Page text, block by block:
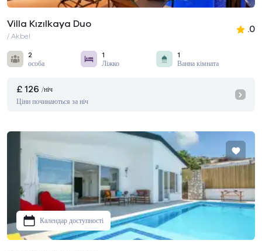
Villa Kızılkaya Duo
/ Akbel
.0
2
особа
1
Ліжко
1
Ванна кімната
£ 126 /ніч
Ціни починаються за ніч
Календар доступності